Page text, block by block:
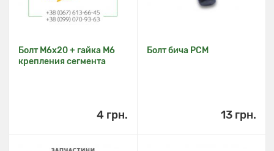
Болт M6x20 + гайка M6
крепления сегмента
4 грн.
Болт бича РСМ
13 грн.